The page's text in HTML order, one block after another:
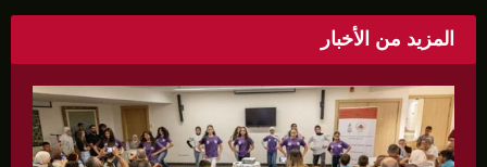
المزيد من الأخبار